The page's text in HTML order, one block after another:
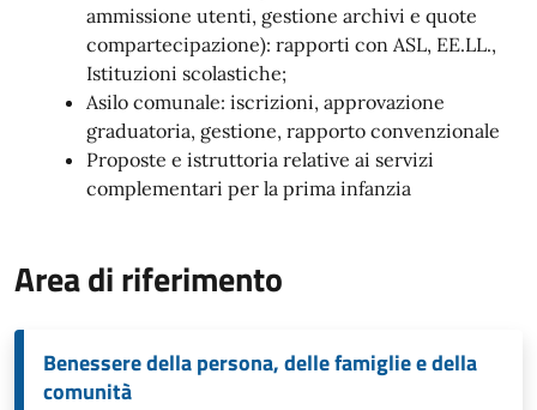
ammissione utenti, gestione archivi e quote
compartecipazione): rapporti con ASL, EE.LL.,
Istituzioni scolastiche;
Asilo comunale: iscrizioni, approvazione
graduatoria, gestione, rapporto convenzionale
Proposte e istruttoria relative ai servizi
complementari per la prima infanzia
Area di riferimento
Benessere della persona, delle famiglie e della
comunità